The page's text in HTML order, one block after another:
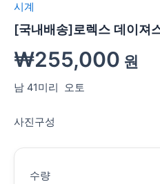
시계
[국내배송]로렉스 데이져
₩255,000 원
남 41미리 오토
사진구성
수량